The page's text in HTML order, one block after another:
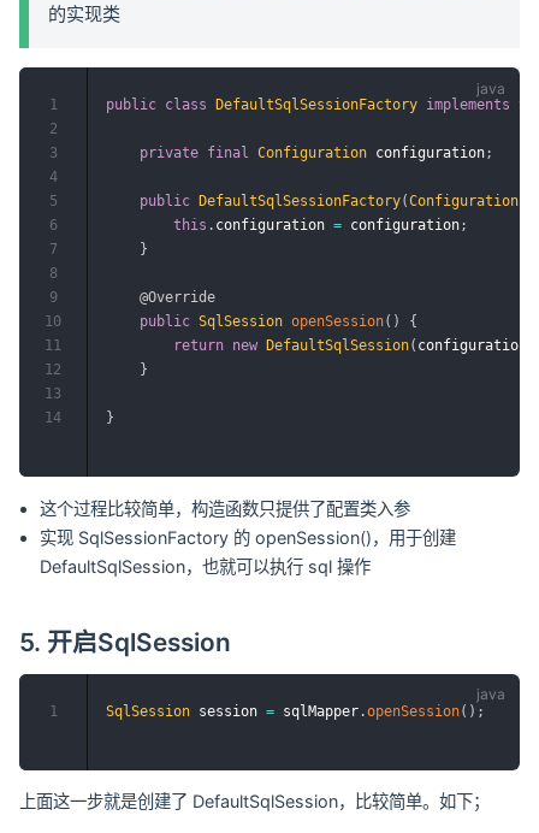
的实现类
public class DefaultSqlSessionFactory implements
private final Configuration configuration;
public DefaultSqlSessionFactory(Configuration
this . configuration = configuration;
}
@Override
public SqlSession openSession( )
{
return new DefaultSqlSession( configuration
}
}
1
2
3
4
5
6
7
8
9
10
11
12
13
14
这个过程比较简单，构造函数只提供了配置类入参
实现 SqlSessionFactory 的 openSession()，用于创建
DefaultSqlSession，也就可以执行 sql 操作
5. 开启SqlSession
SqlSession session = sqlMapper .openSession( ) ;
1
上面这一步就是创建了 DefaultSqlSession，比较简单。如下；